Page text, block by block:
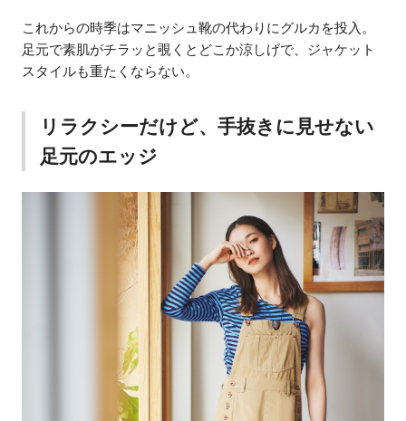
これからの時季はマニッシュ靴の代わりにグルカを投入。
足元で素肌がチラッと覗くとどこか涼しげで、ジャケット
スタイルも重たくならない。
リラクシーだけど、手抜きに見せない
足元のエッジ